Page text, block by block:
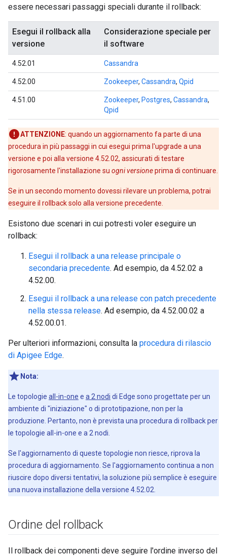
essere necessari passaggi speciali durante il rollback:
Esegui il rollback alla
versione
Considerazione speciale per
il software
4.52.01 Cassandra
4.52.00 Zookeeper, Cassandra, Qpid
4.51.00 Zookeeper, Postgres, Cassandra,
Qpid
ATTENZIONE: quando un aggiornamento fa parte di una
procedura in più passaggi in cui esegui prima l'upgrade a una
versione e poi alla versione 4.52.02, assicurati di testare
rigorosamente l'installazione su ogni versioneprima di continuare.
Se in un secondo momento dovessi rilevare un problema, potrai
eseguire il rollback solo alla versione precedente.
Esistono due scenari in cui potresti voler eseguire un
rollback:
Esegui il rollback a una release principale o
secondaria precedente. Ad esempio, da 4.52.02 a
4.52.00.
Esegui il rollback a una release con patch precedente
nella stessa release. Ad esempio, da 4.52.00.02 a
4.52.00.01.
Per ulteriori informazioni, consulta la procedura di rilascio
di Apigee Edge.
Nota:
Le topologie all-in-one e a 2 nodi di Edge sono progettate per un
ambiente di "iniziazione" o di prototipazione, non per la
produzione. Pertanto, non è prevista una procedura di rollback per
le topologie all-in-one e a 2 nodi.
Se l'aggiornamento di queste topologie non riesce, riprova la
procedura di aggiornamento. Se l'aggiornamento continua a non
riuscire dopo diversi tentativi, la soluzione più semplice è eseguire
una nuova installazione della versione 4.52.02.
Ordine del rollback
Il rollback dei componenti deve seguire l'ordine inverso del